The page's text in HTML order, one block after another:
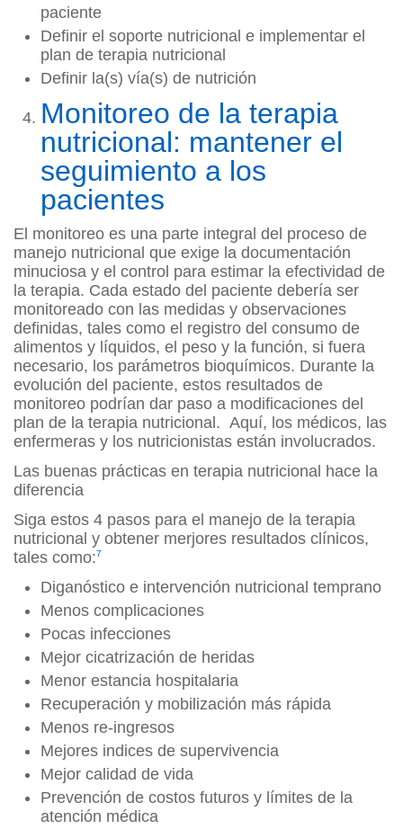
paciente
Definir el soporte nutricional e implementar el
plan de terapia nutricional
Definir la(s) vía(s) de nutrición
Monitoreo de la terapia
nutricional: mantener el
seguimiento a los
pacientes
El monitoreo es una parte integral del proceso de
manejo nutricional que exige la documentación
minuciosa y el control para estimar la efectividad de
la terapia. Cada estado del paciente debería ser
monitoreado con las medidas y observaciones
definidas, tales como el registro del consumo de
alimentos y líquidos, el peso y la función, si fuera
necesario, los parámetros bioquímicos. Durante la
evolución del paciente, estos resultados de
monitoreo podrían dar paso a modificaciones del
plan de la terapia nutricional. Aquí, los médicos, las
enfermeras y los nutricionistas están involucrados.
Las buenas prácticas en terapia nutricional hace la
diferencia
Siga estos 4 pasos para el manejo de la terapia
nutricional y obtener merjores resultados clínicos,
tales como:7
Diganóstico e intervención nutricional temprano
Menos complicaciones
Pocas infecciones
Mejor cicatrización de heridas
Menor estancia hospitalaria
Recuperación y mobilización más rápida
Menos re-ingresos
Mejores indices de supervivencia
Mejor calidad de vida
Prevención de costos futuros y límites de la
atención médica